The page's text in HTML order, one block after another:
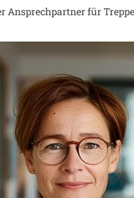
Ansprechpartner für